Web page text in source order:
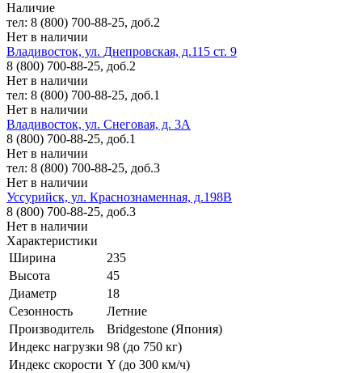
Наличие
тел: 8 (800) 700-88-25, доб.2
Нет в наличии
Владивосток, ул. Днепровская, д.115 ст. 9
8 (800) 700-88-25, доб.2
Нет в наличии
тел: 8 (800) 700-88-25, доб.1
Нет в наличии
Владивосток, ул. Снеговая, д. 3А
8 (800) 700-88-25, доб.1
Нет в наличии
тел: 8 (800) 700-88-25, доб.3
Нет в наличии
Уссурийск, ул. Краснознаменная, д.198В
8 (800) 700-88-25, доб.3
Нет в наличии
Характеристики
Ширина
235
Высота
45
Диаметр
18
Сезонность
Летние
Производитель
Bridgestone (Япония)
Индекс нагрузки 98 (до 750 кг)
Индекс скорости Y (до 300 км/ч)